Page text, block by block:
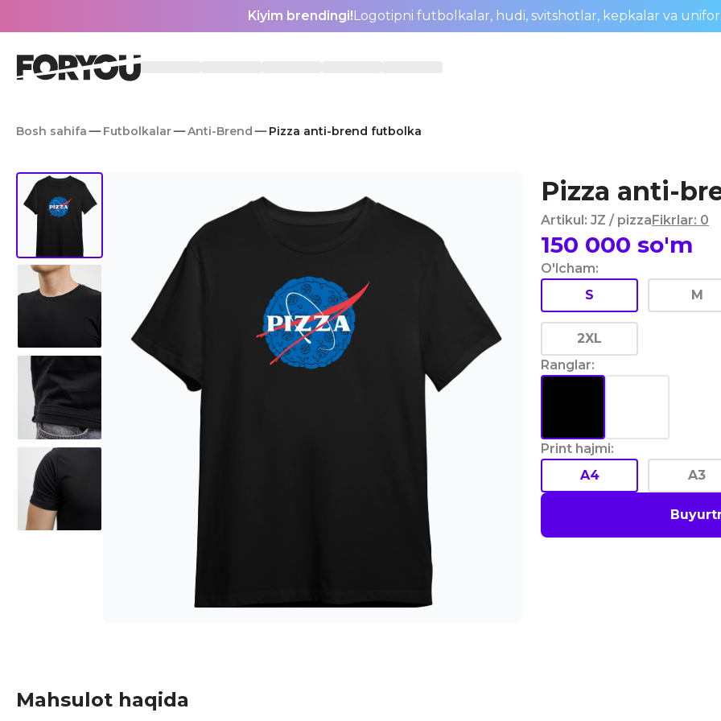
Kiyim brendingi!Logotipni futbolkalar, hudi, svitshotlar, kepkalar va
Bosh sahifa Futbolkalar Anti-Brend Pizza anti-brend futbolka
Pizza anti-
Artikul: JZ / pizzaFikrlar: 0
150 000 so'm
O'lcham:
S
M
2XL
Ranglar:
Print hajmi:
A4
A3
Mahsulot haqida